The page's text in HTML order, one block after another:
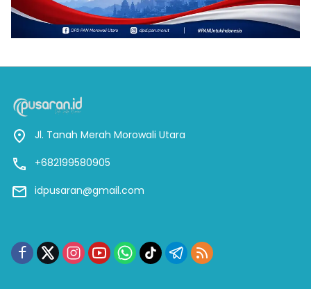
Jl. Tanah Merah Morowali Utara
+682199580905
idpusaran@gmail.com